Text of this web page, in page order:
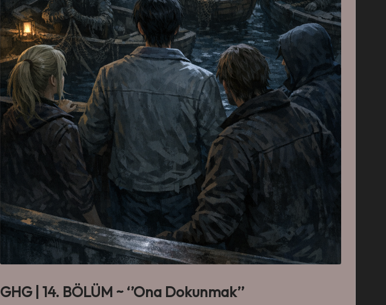
GHG | 14. BÖLÜM ~ ‘’Ona Dokunmak’’